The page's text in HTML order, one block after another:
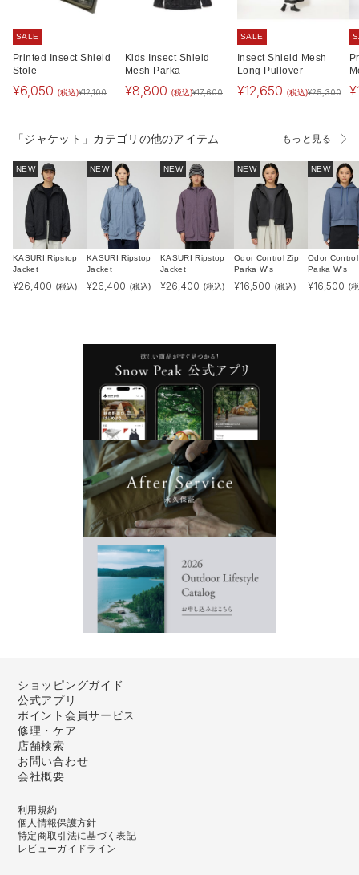
SALE
Printed Insect Shield
Stole
¥6,050 (税込)¥12,100
Kids Insect Shield
Mesh Parka
¥8,800 (税込)¥17,600
SALE
Insect Shield Mesh
Long Pullover
¥12,650 (税込)¥25,300 ¥
「ジャケット」カテゴリの他のアイテム もっと見る
NEW
KASURI Ripstop
Jacket
¥26,400 (税込)
NEW
KASURI Ripstop
Jacket
¥26,400 (税込)
NEW
KASURI Ripstop
Jacket
¥26,400 (税込)
NEW
Odor Control Zip
Parka W's
¥16,500 (税込)
NEW
Odor
Parka W's
¥16,500 (
ショッピングガイド
公式アプリ
ポイント会員サービス
修理・ケア
店舗検索
お問い合わせ
会社概要
利用規約
個人情報保護方針
特定商取引法に基づく表記
レビューガイドライン